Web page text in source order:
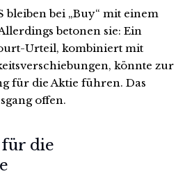
bleiben bei „Buy“ mit einem
betonen sie: Ein
Urteil, kombiniert mit
könnte zur
für die Aktie führen. Das
offen.
die